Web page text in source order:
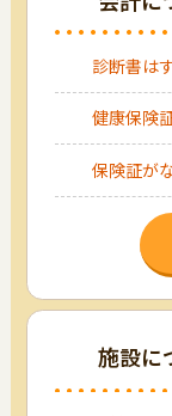
診断書は
健康保険
保険証が
施設に